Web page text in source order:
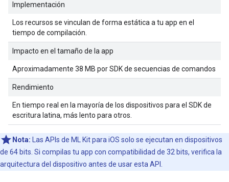
Implementación
Los recursos se vinculan de forma estática a tu app en el
tiempo de compilación.
Impacto en el tamaño de la app
Aproximadamente 38 MB por SDK de secuencias de comandos
Rendimiento
En tiempo real en la mayoría de los dispositivos para el SDK de
escritura latina, más lento para otros.
Nota: Las APIs de ML Kit para iOS solo se ejecutan en dispositivos
de 64 bits. Si compilas tu app con compatibilidad de 32 bits, verifica la
arquitectura del dispositivo antes de usar esta API.